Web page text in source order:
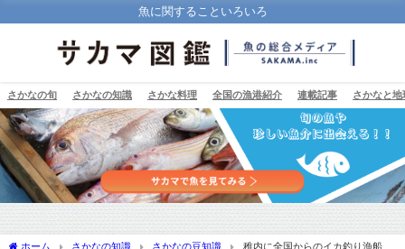
魚に関することいろいろ
さかなの旬 さかなの知識 さかな料理 全国の漁港紹介 連載記事 さかなと地
ホーム さかなの知識 さかなの豆知識
稚内に全国からのイカ釣り漁船が